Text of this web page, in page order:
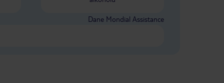
Dane Mondial Assistance